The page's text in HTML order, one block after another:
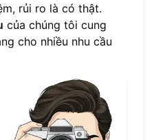
rủi ro là có thật.
của chúng tôi cung
cho nhiều nhu cầu